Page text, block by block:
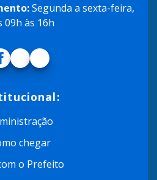
Segunda a sexta-feira,
09h às 16h
chegar
o Prefeito